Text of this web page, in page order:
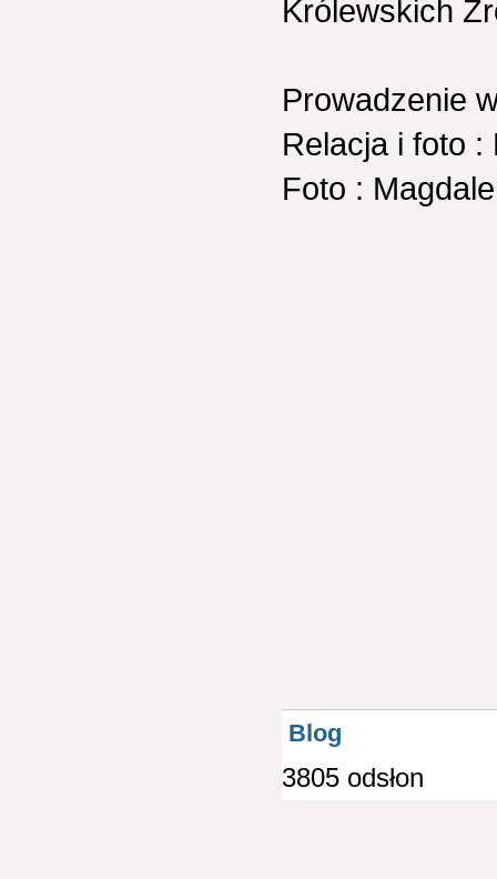
Królewskich
Prowadzenie
Relacja i foto :
Foto :
Blog
3805 odsłon